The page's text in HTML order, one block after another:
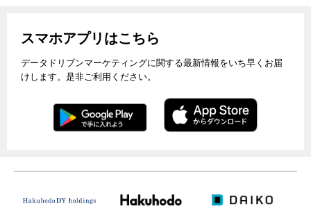
スマホアプリはこちら
データドリブンマーケティングに関する最新情報をいち早くお届
けします。是非ご利用ください。